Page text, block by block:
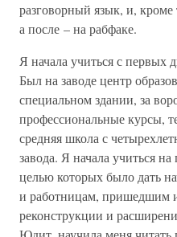
разговорный язык, и, кроме
а после – на рабфаке.
Я начала учиться с
Был на заводе центр
специальном здании, за
профессиональные курсы,
средняя школа с
завода. Я начала учиться
целью которых было дать
и работницам, пришедшим
реконструкции и